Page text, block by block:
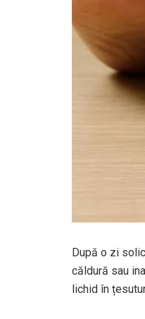
După o zi
căldură sau
lichid în